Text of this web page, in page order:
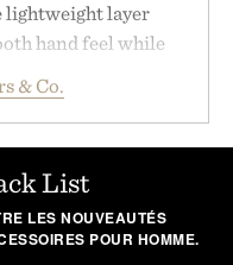
lightweight layer
hand feel while
never looks
hem, a cleaner
kind of everyday
other hoodie in
and polish can
& Co.
List
LES NOUVEAUTÉS
POUR HOMME.